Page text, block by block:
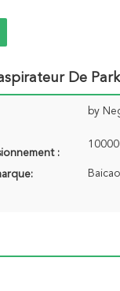
De
by
: